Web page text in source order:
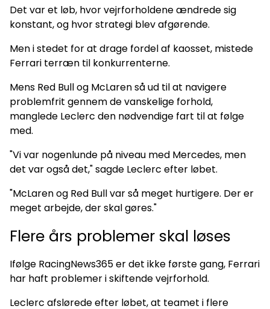
Det var et løb, hvor vejrforholdene ændrede sig
konstant, og hvor strategi blev afgørende.
Men i stedet for at drage fordel af kaosset, mistede
Ferrari terræn til konkurrenterne.
Mens Red Bull og McLaren så ud til at navigere
problemfrit gennem de vanskelige forhold,
manglede Leclerc den nødvendige fart til at følge
med.
"Vi var nogenlunde på niveau med Mercedes, men
det var også det," sagde Leclerc efter løbet.
"McLaren og Red Bull var så meget hurtigere. Der er
meget arbejde, der skal gøres."
Flere års problemer skal løses
Ifølge RacingNews365 er det ikke første gang, Ferrari
har haft problemer i skiftende vejrforhold.
Leclerc afslørede efter løbet, at teamet i flere